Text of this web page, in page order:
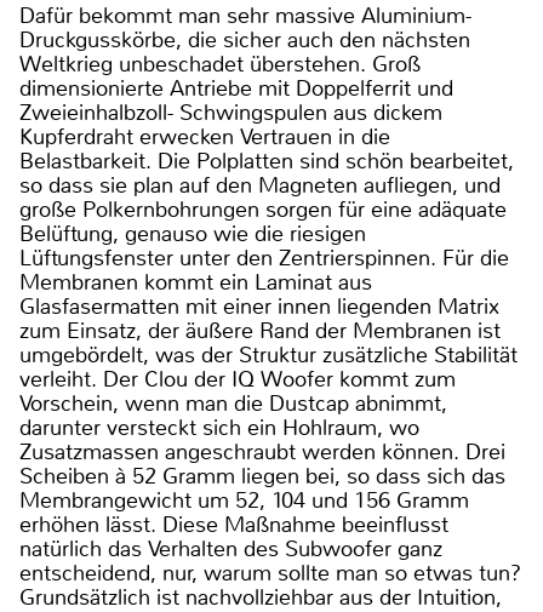
Dafür bekommt man sehr massive Aluminium-
Druckgusskörbe, die sicher auch den nächsten
Weltkrieg unbeschadet überstehen. Groß
dimensionierte Antriebe mit Doppelferrit und
Zweieinhalbzoll- Schwingspulen aus dickem
Kupferdraht erwecken Vertrauen in die
Belastbarkeit. Die Polplatten sind schön bearbeitet,
so dass sie plan auf den Magneten aufliegen, und
große Polkernbohrungen sorgen für eine adäquate
Belüftung, genauso wie die riesigen
Lüftungsfenster unter den Zentrierspinnen. Für die
Membranen kommt ein Laminat aus
Glasfasermatten mit einer innen liegenden Matrix
zum Einsatz, der äußere Rand der Membranen ist
umgebördelt, was der Struktur zusätzliche Stabilität
verleiht. Der Clou der IQ Woofer kommt zum
Vorschein, wenn man die Dustcap abnimmt,
darunter versteckt sich ein Hohlraum, wo
Zusatzmassen angeschraubt werden können. Drei
Scheiben à 52 Gramm liegen bei, so dass sich das
Membrangewicht um 52, 104 und 156 Gramm
erhöhen lässt. Diese Maßnahme beeinflusst
natürlich das Verhalten des Subwoofer ganz
entscheidend, nur, warum sollte man so etwas tun?
Grundsätzlich ist nachvollziehbar aus der Intuition,